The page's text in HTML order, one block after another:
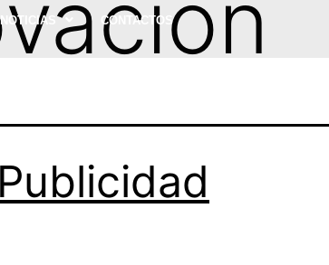
NOTICIAS CONTACTOS